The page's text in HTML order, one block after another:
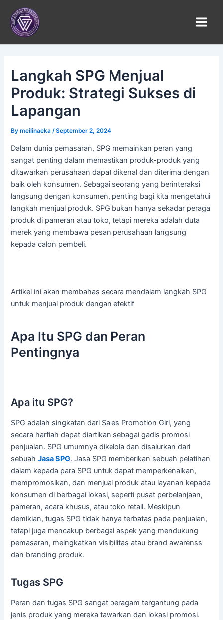
content
Langkah SPG Menjual
Produk: Strategi Sukses di
Lapangan
Bymeilinaeka/September 2, 2024
Dalam dunia pemasaran, SPG memainkan peran yang
sangat penting dalam memastikan produk-produk yang
ditawarkan perusahaan dapat dikenal dan diterima dengan
baik oleh konsumen. Sebagai seorang yang berinteraksi
langsung dengan konsumen, penting bagi kita mengetahui
langkah menjual produk. SPG bukan hanya sekadar peraga
produk di pameran atau toko, tetapi mereka adalah duta
merek yang membawa pesan perusahaan langsung
kepada calon pembeli.
Artikel ini akan membahas secara mendalam langkah SPG
untuk menjual produk dengan efektif
Apa Itu SPG dan Peran
Pentingnya
Apa itu SPG?
SPG adalah singkatan dari Sales Promotion Girl, yang
secara harfiah dapat diartikan sebagai gadis promosi
penjualan. SPG umumnya dikelola dan disalurkan dari
sebuahJasa SPG. Jasa SPG memberikan sebuah pelatihan
dalam kepada para SPG untuk dapat memperkenalkan,
mempromosikan, dan menjual produk atau layanan kepada
konsumen di berbagai lokasi, seperti pusat perbelanjaan,
pameran, acara khusus, atau toko retail. Meskipun
demikian, tugas SPG tidak hanya terbatas pada penjualan,
tetapi juga mencakup berbagai aspek yang mendukung
pemasaran, meingkatkan visibilitas atau brand awarenss
dan branding produk.
Tugas SPG
Peran dan tugas SPG sangat beragam tergantung pada
jenis produk yang mereka tawarkan dan lokasi promosi.